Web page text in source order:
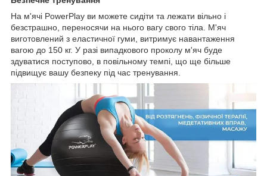
На м'ячі PowerPlay ви можете сидіти та лежати вільно і
безстрашно, переносячи на нього вагу свого тіла. М'яч
виготовлений з еластичної гуми, витримує навантаження
вагою до 150 кг. У разі випадкового проколу м'яч буде
здуватися поступово, в повільному темпі, що ще більше
підвищує вашу безпеку під час тренування.